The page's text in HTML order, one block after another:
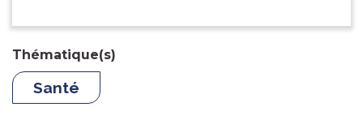
Thématique(s)
Santé